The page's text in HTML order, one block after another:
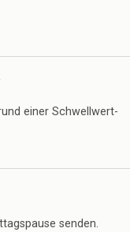
einer Schwellwert-
senden.